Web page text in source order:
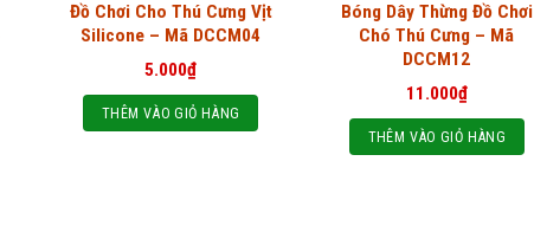
Đồ Chơi Cho Thú Cưng Vịt
Silicone – Mã DCCM04
5.000₫
THÊM VÀO GIỎ HÀNG
Bóng Dây Thừng Đồ Chơi
Chó Thú Cưng – Mã
DCCM12
11.000₫
THÊM VÀO GIỎ HÀNG